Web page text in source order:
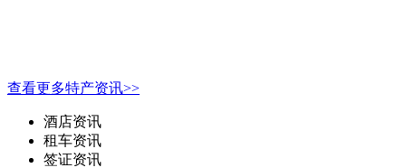
查看更多特产资讯>>
酒店资讯
租车资讯
签证资讯